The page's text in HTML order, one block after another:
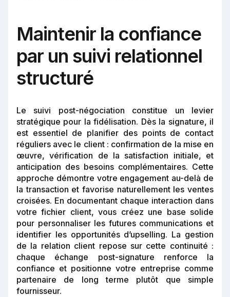
Maintenir la confiance
par un suivi relationnel
structuré
Le suivi post-négociation constitue un levier
stratégique pour la fidélisation. Dès la signature, il
est essentiel de planifier des points de contact
réguliers avec le client : confirmation de la mise en
œuvre, vérification de la satisfaction initiale, et
anticipation des besoins complémentaires. Cette
approche démontre votre engagement au-delà de
la transaction et favorise naturellement les ventes
croisées. En documentant chaque interaction dans
votre fichier client, vous créez une base solide
pour personnaliser les futures communications et
identifier les opportunités d’upselling. La gestion
de la relation client repose sur cette continuité :
chaque échange post-signature renforce la
confiance et positionne votre entreprise comme
partenaire de long terme plutôt que simple
fournisseur.